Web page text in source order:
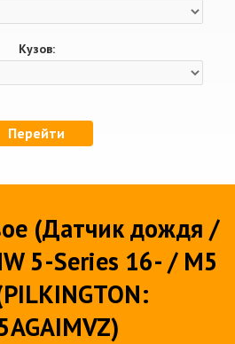
Кузов:
Перейти
(Датчик дождя /
5-Series 16- / M5